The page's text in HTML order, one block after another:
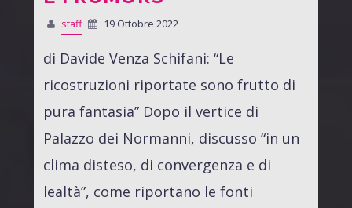
staff 19 Ottobre 2022
di Davide Venza Schifani: “Le
ricostruzioni riportate sono frutto di
pura fantasia” Dopo il vertice di
Palazzo dei Normanni, discusso “in un
clima disteso, di convergenza e di
lealtà”, come riportano le fonti